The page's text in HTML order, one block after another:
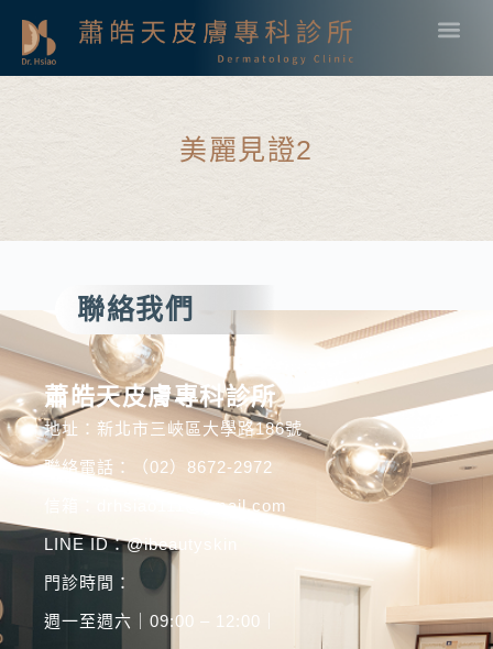
美麗見證2
聯絡我們
蕭皓天皮膚專科診所
地址：新北市三峽區大學路186號
聯絡電話：（02）8672-2972
信箱：drhsiao111@gmail.com
LINE ID：@ibeautyskin
門診時間：
週一至週六｜09:00 – 12:00｜